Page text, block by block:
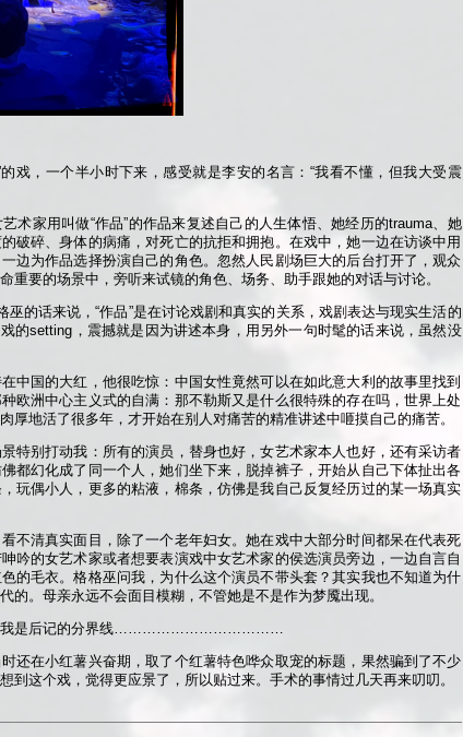
戏，一个半小时下来，感受就是李安的名言：“我看不懂，但我大受震
术家用叫做“作品”的作品来复述自己的人生体悟、她经历的trauma、她
破碎、身体的病痛，对死亡的抗拒和拥抱。在戏中，她一边在访谈中用
边为作品选择扮演自己的角色。忽然人民剧场巨大的后台打开了，观众
重要的场景中，旁听来试镜的角色、场务、助手跟她的对话与讨论。
巫的话来说，“作品”是在讨论戏剧和真实的关系，戏剧表达与现实生活的
的setting，震撼就是因为讲述本身，用另外一句时髦的话来说，虽然没
中国的大红，他很吃惊：中国女性竟然可以在如此意大利的故事里找到
欧洲中心主义式的自满：那不勒斯又是什么很特殊的存在吗，世界上处
厚地活了很多年，才开始在别人对痛苦的精准讲述中咂摸自己的痛苦。
特别打动我：所有的演员，替身也好，女艺术家本人也好，还有采访者
都幻化成了同一个人，她们坐下来，脱掉裤子，开始从自己下体扯出各
玩偶小人，更多的粘液，棉条，仿佛是我自己反复经历过的某一场真实
不清真实面目，除了一个老年妇女。她在戏中大部分时间都呆在代表死
吟的女艺术家或者想要表演戏中女艺术家的侯选演员旁边，一边自言自
的毛衣。格格巫问我，为什么这个演员不带头套？其实我也不知道为什
的。母亲永远不会面目模糊，不管她是不是作为梦魇出现。
后记的分界线………………………………
还在小红薯兴奋期，取了个红薯特色哗众取宠的标题，果然骗到了不少
到这个戏，觉得更应景了，所以贴过来。手术的事情过几天再来叨叨。